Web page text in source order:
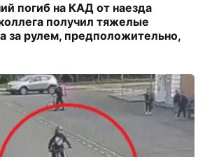
погиб на КАД от наезда
получил тяжелые
рулем, предположительно,